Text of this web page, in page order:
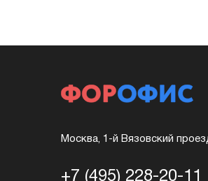
Москва, 1-й Вязовский
+7 (495) 228-20-11